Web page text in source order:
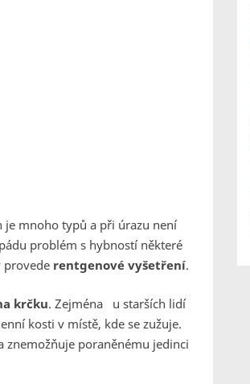
je mnoho typů a při úrazu není
problém s hybností některé
provede rentgenové vyšetření.
krčku. Zejména u starších lidí
kosti v místě, kde se zužuje.
znemožňuje poraněnému jedinci